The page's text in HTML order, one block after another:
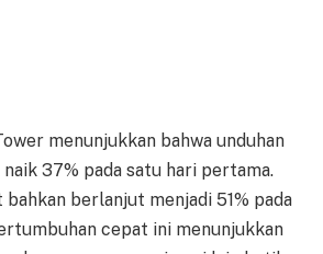
menunjukkan bahwa unduhan
37% pada satu hari pertama.
berlanjut menjadi 51% pada
cepat ini menunjukkan